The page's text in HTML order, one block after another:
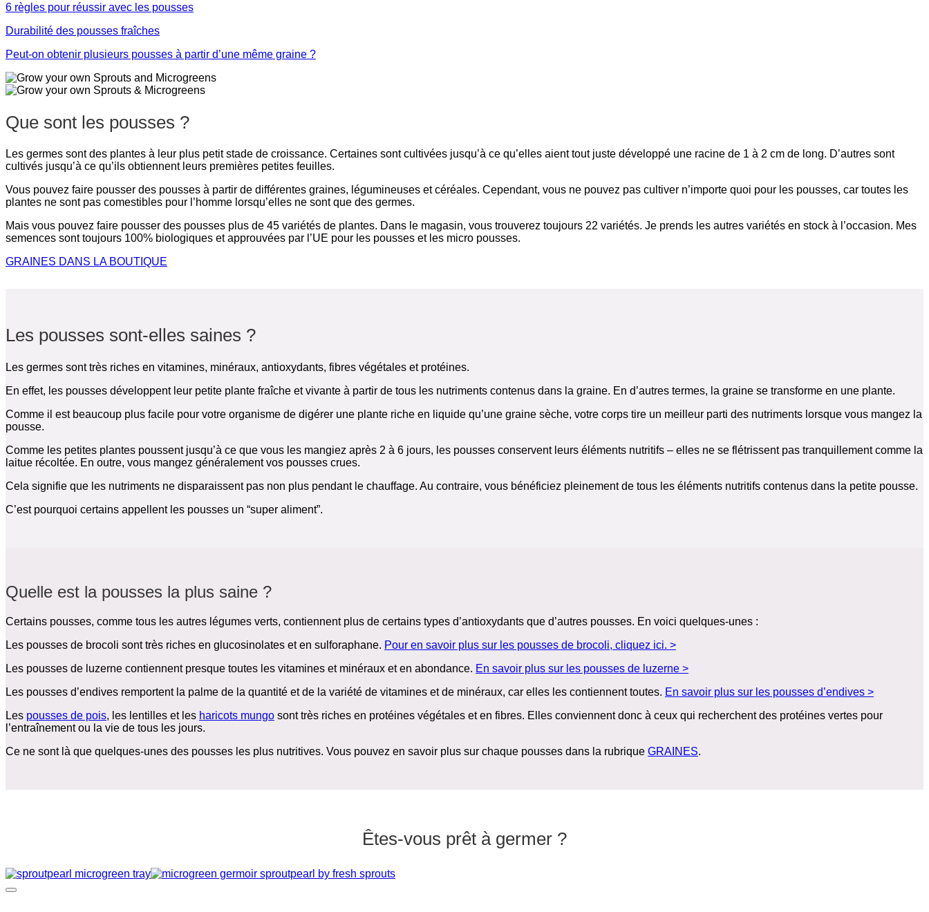
6 règles pour réussir avec les pousses
Durabilité des pousses fraîches
Peut-on obtenir plusieurs pousses à partir d’une même graine ?
Que sont les pousses ?
Les germes sont des plantes à leur plus petit stade de croissance. Certaines sont cultivées jusqu’à ce qu’elles aient tout juste développé une racine de 1 à 2 cm de long. D’autres sont
cultivés jusqu’à ce qu’ils obtiennent leurs premières petites feuilles.
Vous pouvez faire pousser des pousses à partir de différentes graines, légumineuses et céréales. Cependant, vous ne pouvez pas cultiver n’importe quoi pour les pousses, car toutes les
plantes ne sont pas comestibles pour l’homme lorsqu’elles ne sont que des germes.
Mais vous pouvez faire pousser des pousses plus de 45 variétés de plantes. Dans le magasin, vous trouverez toujours 22 variétés. Je prends les autres variétés en stock à l’occasion. Mes
semences sont toujours 100% biologiques et approuvées par l’UE pour les pousses et les micro pousses.
GRAINES DANS LA BOUTIQUE
Les pousses sont-elles saines ?
Les germes sont très riches en vitamines, minéraux, antioxydants, fibres végétales et protéines.
En effet, les pousses développent leur petite plante fraîche et vivante à partir de tous les nutriments contenus dans la graine. En d’autres termes, la graine se transforme en une plante.
Comme il est beaucoup plus facile pour votre organisme de digérer une plante riche en liquide qu’une graine sèche, votre corps tire un meilleur parti des nutriments lorsque vous mangez la
pousse.
Comme les petites plantes poussent jusqu’à ce que vous les mangiez après 2 à 6 jours, les pousses conservent leurs éléments nutritifs – elles ne se flétrissent pas tranquillement comme la
laitue récoltée. En outre, vous mangez généralement vos pousses crues.
Cela signifie que les nutriments ne disparaissent pas non plus pendant le chauffage. Au contraire, vous bénéficiez pleinement de tous les éléments nutritifs contenus dans la petite pousse.
C’est pourquoi certains appellent les pousses un “super aliment”.
Quelle est la pousses la plus saine ?
Certains pousses, comme tous les autres légumes verts, contiennent plus de certains types d’antioxydants que d’autres pousses. En voici quelques-unes :
Les pousses de brocoli sont très riches en glucosinolates et en sulforaphane. Pour en savoir plus sur les pousses de brocoli, cliquez ici. >
Les pousses de luzerne contiennent presque toutes les vitamines et minéraux et en abondance. En savoir plus sur les pousses de luzerne >
Les pousses d’endives remportent la palme de la quantité et de la variété de vitamines et de minéraux, car elles les contiennent toutes. En savoir plus sur les pousses d’endives >
Les pousses de pois, les lentilles et les haricots mungo sont très riches en protéines végétales et en fibres. Elles conviennent donc à ceux qui recherchent des protéines vertes pour
l’entraînement ou la vie de tous les jours.
Ce ne sont là que quelques-unes des pousses les plus nutritives. Vous pouvez en savoir plus sur chaque pousses dans la rubrique GRAINES.
Êtes-vous prêt à germer ?